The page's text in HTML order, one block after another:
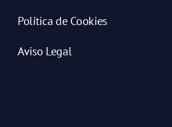
Política de Cookies
Aviso Legal